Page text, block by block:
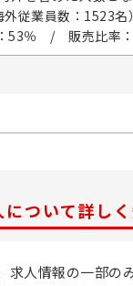
従業員数：1523名）
53％ / 販売比率
について詳し
求人情報の一部の